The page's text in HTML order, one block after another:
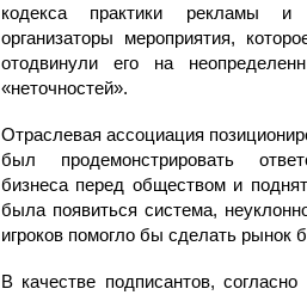
кодекса практики рекламы и
организаторы мероприятия,
отодвинули его на
«неточностей».
Отраслевая ассоциация
был продемонстрировать
бизнеса перед обществом и
была появиться система,
игроков помогло бы сделать
В качестве подписантов,